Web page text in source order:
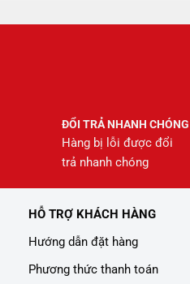
ĐỔI TRẢ NHANH CHÓNG
Hàng bị lỗi được đổi
trả nhanh chóng
HỖ TRỢ KHÁCH HÀNG
Hướng dẫn đặt hàng
Phương thức thanh toán